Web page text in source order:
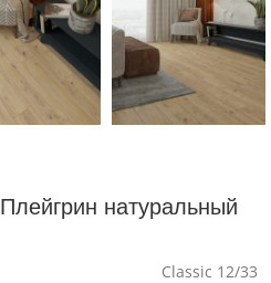
натуральный
Classic 12/33